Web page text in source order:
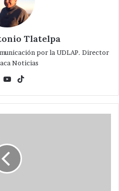
Tlatelpa
por la UDLAP. Director
Noticias
WebsiteYouTube